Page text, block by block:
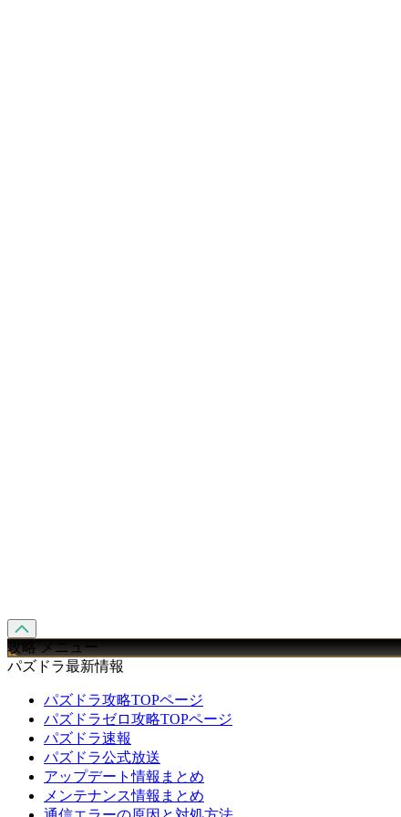
攻略 メニュー
パズドラ最新情報
パズドラ攻略TOPページ
パズドラゼロ攻略TOPページ
パズドラ速報
パズドラ公式放送
アップデート情報まとめ
メンテナンス情報まとめ